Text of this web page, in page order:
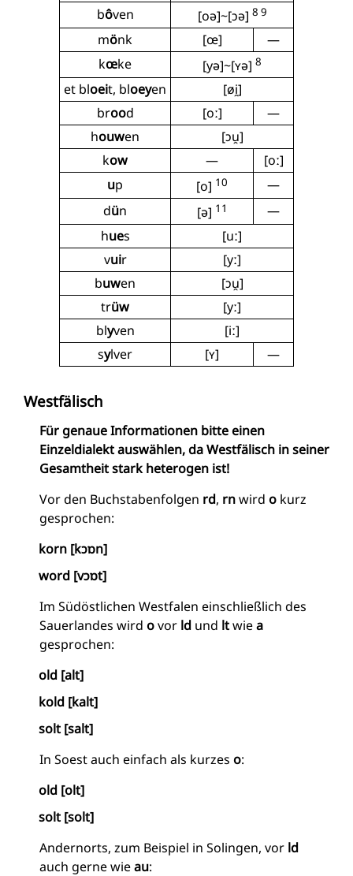
bôven [oə]~[ɔə] 8 9
mönk [œ]
—
kœke [yə]~[ʏə] 8
et bloeit, bloeyen
[øi̯]
brood [oː]
—
houwen
[ɔu̯]
kow —
[oː]
up [o] 10
—
dün [ə] 11
—
hues
[uː]
vuir
[yː]
buwen
[ɔu̯]
trüw
[yː]
blyven
[iː]
sylver [ʏ] —
Westfälisch
Für genaue Informationen bitte einen
Einzeldialekt auswählen, da Westfälisch in seiner
Gesamtheit stark heterogen ist!
Vor den Buchstabenfolgen rd, rnwird o kurz
gesprochen:
korn [kɔɒn]
word [vɔɒt]
Im Südöstlichen Westfalen einschließlich des
Sauerlandes wird ovor ld und ltwiea
gesprochen:
old [alt]
kold [kalt]
solt [salt]
In Soest auch einfach als kurzes o:
old [olt]
solt [solt]
Andernorts, zum Beispiel in Solingen, vor ld
auch gerne wieau: